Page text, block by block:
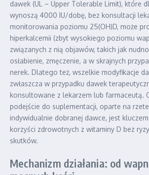
dawek (UL – Upper Tolerable Limit), które
wynoszą 4000 IU/dobę, bez konsultacji
monitorowania poziomu 25(OH)D, może
hiperkalcemii (zbyt wysokiego poziomu
związanych z nią objawów, takich jak
osłabienie, zmęczenie, a w skrajnych
nerek. Dlatego też, wszelkie modyfikacje
zwłaszcza w przypadku dawek
konsultowane z lekarzem lub farmaceutą.
podejście do suplementacji, oparte na
indywidualnie dobranej dawce, jest
korzyści zdrowotnych z witaminy D bez
skutków.
Mechanizm działania: od